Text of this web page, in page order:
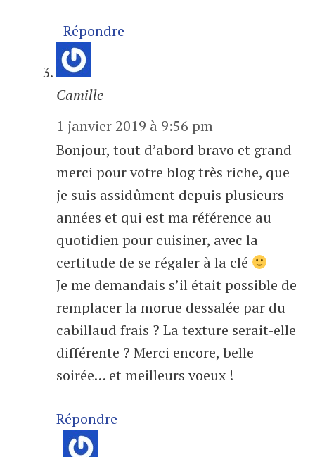
Répondre
Camille
1 janvier 2019 à 9:56 pm
Bonjour, tout d’abord bravo et grand
merci pour votre blog très riche, que
je suis assidûment depuis plusieurs
années et qui est ma référence au
quotidien pour cuisiner, avec la
certitude de se régaler à la clé
Je me demandais s’il était possible de
remplacer la morue dessalée par du
cabillaud frais ? La texture serait-elle
différente ? Merci encore, belle
soirée… et meilleurs voeux !
Répondre